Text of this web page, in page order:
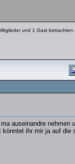
und 1 Gast betrachten
auseinandre nehmen
ihr mir ja auf die